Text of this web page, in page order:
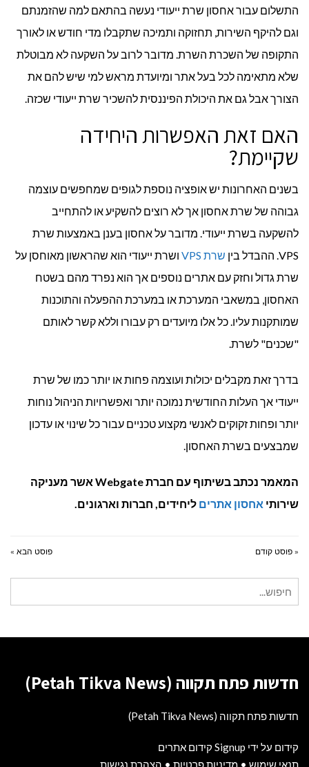
התשלום עבור אחסון שרת ייעודי נעשה בהתאם למה שהזמנתם
וגם להיקף השירות, תחזוקה ותמיכה שתקבלו מדי חודש או לאורך
התקופה של השכרת השרת. מדובר לרוב על השקעה לא מבוטלת
שלא מתאימה לכל בעל אתר ומיועדת מראש למי שיש להם את
הצורך אבל גם את היכולת הפיננסית להשכיר שרת ייעודי שכזה.
האם זאת האפשרות היחידה
שקיימת?
בשנים האחרונות יש אופציה נוספת לגופים שמחפשים עוצמה
גבוהה של שרת אחסון אך לא רוצים להשקיע או להתחייב
להשקעה בשרת ייעודי. מדובר על אחסון בענן באמצעות שרת
VPS. ההבדל בין
שרת VPS
ושרת ייעודי הוא שהראשון מאוחסן על
שרת גדול וחזק עם אתרים נוספים אך הוא נפרד מהם בשטח
האחסון, במשאבי המערכת או במערכת ההפעלה והתוכנות
שמותקנות עליו. כל אלו מיועדים רק עבורו וללא קשר לאותם
"שכנים" לשרת.
בדרך זאת מקבלים יכולות ועוצמה פחות או יותר כמו של שרת
ייעודי אך העלות החודשית נמוכה יותר ואפשרויות הניהול נוחות
יותר ופחות זקוקים לאנשי מקצוע טכניים עבור כל שינוי או עדכון
שמבצעים בשרת האחסון.
המאמר נכתב בשיתוף עם חברת Webgate אשר מעניקה
שירותי אחסון אתרים ליחידים, חברות וארגונים.
« פוסט קודם פוסט הבא »
עבור:
חדשות פתח תקווה (Petah Tikva News)
חדשות פתח תקווה (Petah Tikva News)
קידום על ידי Signup קידום אתרים
תנאי שימוש • מדיניות פרטיות • הצהרת נגישות